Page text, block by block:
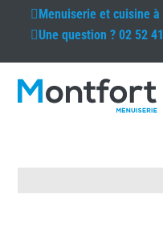
Menuiserie et cuisine à
Une question ?02 52